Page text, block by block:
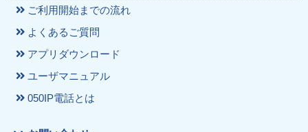
ご利用開始までの流れ
よくあるご質問
アプリダウンロード
ユーザマニュアル
050IP電話とは